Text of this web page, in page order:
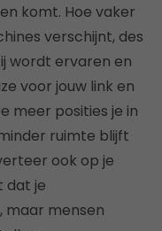
komt. Hoe vaker
verschijnt, des
wordt ervaren en
voor jouw link en
meer posities je in
ruimte blijft
ook op je
dat je
maar mensen